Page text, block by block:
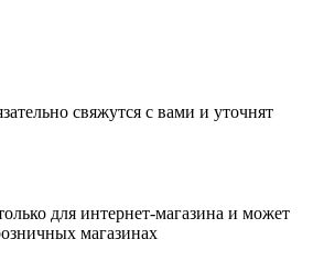
свяжутся с вами и уточнят
для интернет-магазина и может
магазинах